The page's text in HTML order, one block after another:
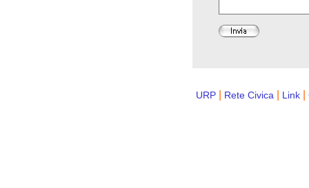
URP| Rete Civica Link|